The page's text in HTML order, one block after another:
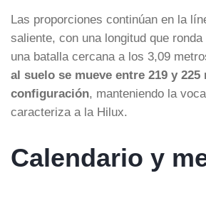
Las proporciones continúan en la
saliente, con una longitud que
una batalla cercana a los 3,09
al suelo se mueve entre 219 y 225
configuración, manteniendo la
caracteriza a la Hilux.
Calendario y